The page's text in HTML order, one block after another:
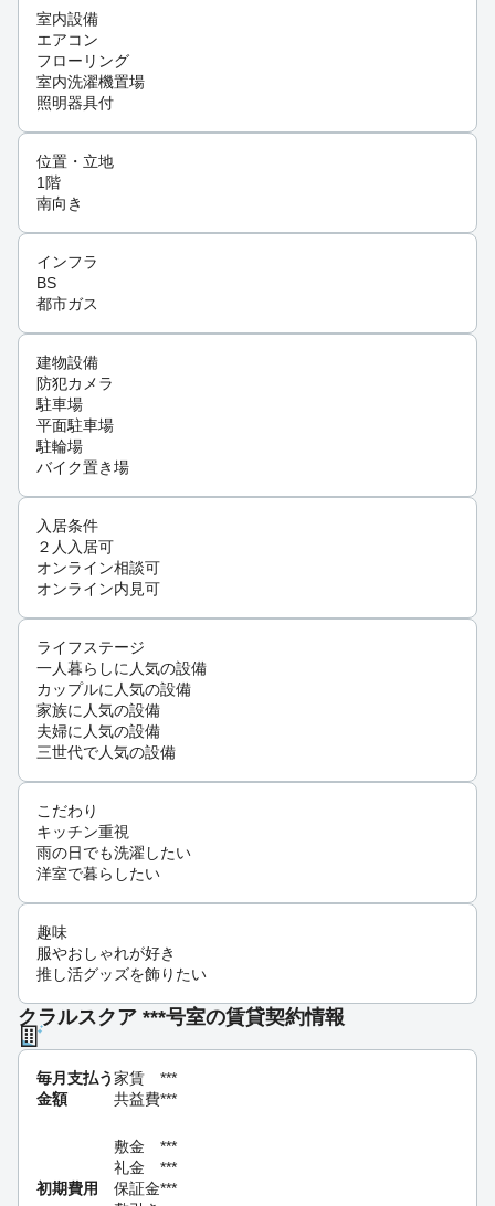
室内設備
エアコン
フローリング
室内洗濯機置場
照明器具付
位置・立地
1階
南向き
インフラ
BS
都市ガス
建物設備
防犯カメラ
駐車場
平面駐車場
駐輪場
バイク置き場
入居条件
２人入居可
オンライン相談可
オンライン内見可
ライフステージ
一人暮らしに人気の設備
カップルに人気の設備
家族に人気の設備
夫婦に人気の設備
三世代で人気の設備
こだわり
キッチン重視
雨の日でも洗濯したい
洋室で暮らしたい
趣味
服やおしゃれが好き
推し活グッズを飾りたい
クラルスクア ***号室の賃貸契約情報
毎月支払う
金額
家賃
***
共益費***
初期費用
敷金
***
礼金
***
保証金***